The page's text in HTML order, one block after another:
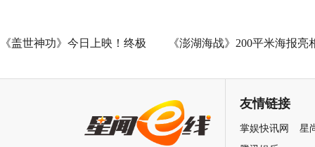
《盖世神功》今日上映！终极 《澎湖海战》200平米海报亮
友情链接
掌娱快讯网
星